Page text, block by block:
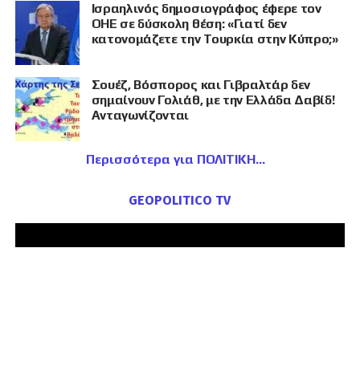
Ισραηλινός δημοσιογράφος έφερε τον
ΟΗΕ σε δύσκολη θέση: «Γιατί δεν
κατονομάζετε την Τουρκία στην Κύπρο;»
Σουέζ, Βόσπορος και Γιβραλτάρ δεν
σημαίνουν Γολιάθ, με την Ελλάδα Δαβίδ!
Ανταγωνίζονται
Περισσότερα για ΠΟΛΙΤΙΚΗ
GEOPOLITICO TV